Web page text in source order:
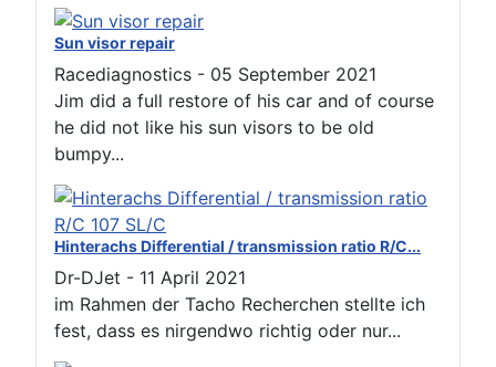
Sun visor repair
Racediagnostics - 05 September 2021
Jim did a full restore of his car and of course
he did not like his sun visors to be old
bumpy...
Hinterachs Differential / transmission ratio R/C...
Dr-DJet - 11 April 2021
im Rahmen der Tacho Recherchen stellte ich
fest, dass es nirgendwo richtig oder nur...